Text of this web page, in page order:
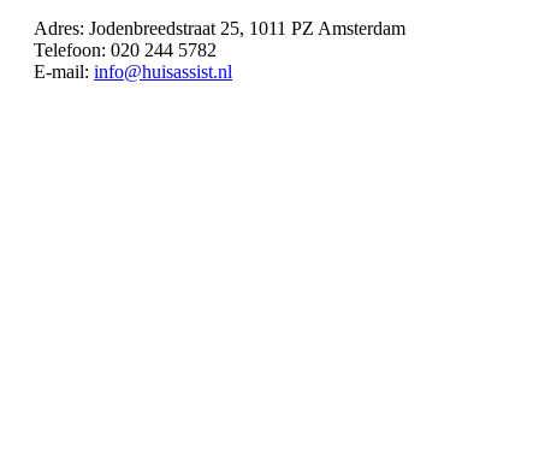
Adres: Jodenbreedstraat 25, 1011 PZ Amsterdam
Telefoon: 020 244 5782
E-mail: info@huisassist.nl